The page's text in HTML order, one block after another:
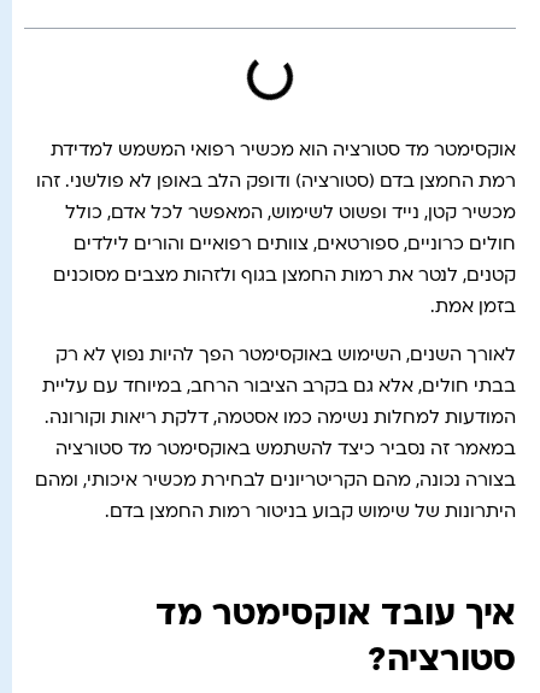
אוקסימטר מד סטורציה הוא מכשיר רפואי המשמש למדידת
רמת החמצן בדם (סטורציה) ודופק הלב באופן לא פולשני. זהו
מכשיר קטן, נייד ופשוט לשימוש, המאפשר לכל אדם, כולל
חולים כרוניים, ספורטאים, צוותים רפואיים והורים לילדים
קטנים, לנטר את רמות החמצן בגוף ולזהות מצבים מסוכנים
בזמן אמת.
לאורך השנים, השימוש באוקסימטר הפך להיות נפוץ לא רק
בבתי חולים, אלא גם בקרב הציבור הרחב, במיוחד עם עליית
המודעות למחלות נשימה כמו אסטמה, דלקת ריאות וקורונה.
במאמר זה נסביר כיצד להשתמש באוקסימטר מד סטורציה
בצורה נכונה, מהם הקריטריונים לבחירת מכשיר איכותי, ומהם
היתרונות של שימוש קבוע בניטור רמות החמצן בדם.
איך עובד אוקסימטר מד
סטורציה?